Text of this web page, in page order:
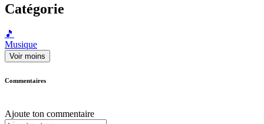
Catégorie
🎵
Musique
Voir moins
Commentaires
Ajoute ton commentaire